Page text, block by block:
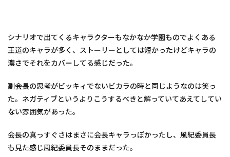
シナリオで出てくるキャラクターもなかなか学園ものでよくある
王道のキャラが多く、ストーリーとしては短かったけどキャラの
濃さでそれをカバーしてる感じだった。
副会長の思考がビッキィでないビカラの時と同じようなのは笑っ
た。ネガティブというよりこうするべきと解っていてあえてしてい
ない雰囲気があった。
会長の真っすぐさはまさに会長キャラっぽかったし、風紀委員長
も見た感じ風紀委員長そのままだった。